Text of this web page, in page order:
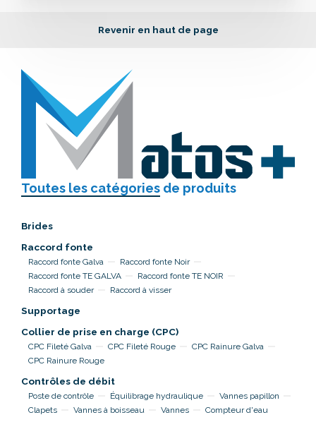
Revenir en haut de page
Toutes les catégories de produits
Brides
Raccord fonte
Raccord fonte Galva
Raccord fonte Noir
Raccord fonte TE GALVA
Raccord fonte TE NOIR
Raccord à souder
Raccord à visser
Supportage
Collier de prise en charge (CPC)
CPC Fileté Galva CPC Fileté Rouge
CPC Rainure Galva
CPC Rainure Rouge
Contrôles de débit
Poste de contrôle Équilibrage hydraulique
Vannes papillon
Clapets
Vannes à boisseau Vannes Compteur d'eau